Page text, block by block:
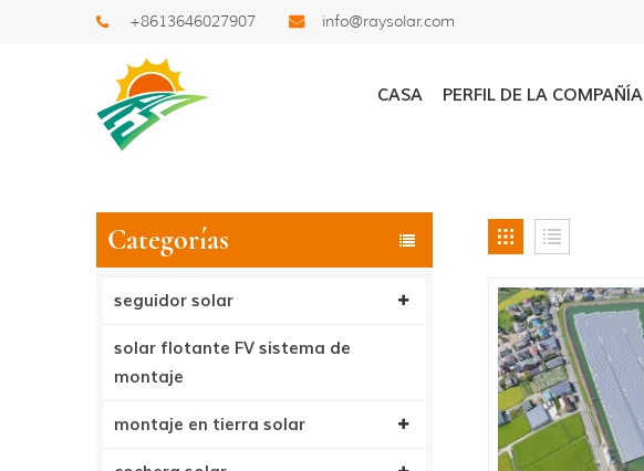
+8613646027907 info@raysolar.com
CASA PERFIL DE LA COMPAÑÍA
Buscar
Categorías
seguidor solar
solar flotante FV sistema de
montaje
montaje en tierra solar